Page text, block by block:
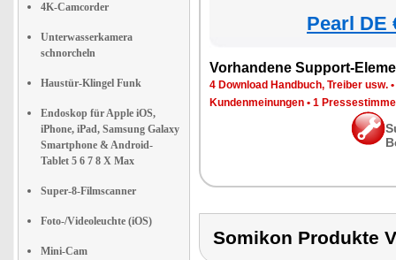
4K-Camcorder
Unterwasserkamera
schnorcheln
Haustür-Klingel Funk
Endoskop für Apple iOS,
iPhone, iPad, Samsung Galaxy
Smartphone & Android-
Tablet 5 6 7 8 X Max
Super-8-Filmscanner
Foto-/Videoleuchte (iOS)
Mini-Cam
Pearl DE
Vorhandene Support-
4 Download Handbuch, Treiber usw. •
Kundenmeinungen • 1
Somikon Produkte